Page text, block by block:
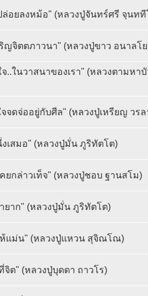
ล่อยลงหม้อ" (หลวงปู่จันทร์ศรี จฺนทที
ญจิตตภาวนา" (หลวงปู่ขาว อนาลโ
จ..ในวาสนาของเรา" (หลวงตามห
จดจ่ออยู่กับศีล" (หลวงปู่เหรียญ วร
เสมอ" (หลวงปู่มั่น ภูริทัตโต)
ยกล่าวเท็จ" (หลวงปู่ชอบ ฐานสโม)
ยาก" (หลวงปู่มั่น ภูริทัตโต)
ห้แม่น" (หลวงปู่แหวน สุจิณโณ)
จิต" (หลวงปู่บุดดา ถาวโร)